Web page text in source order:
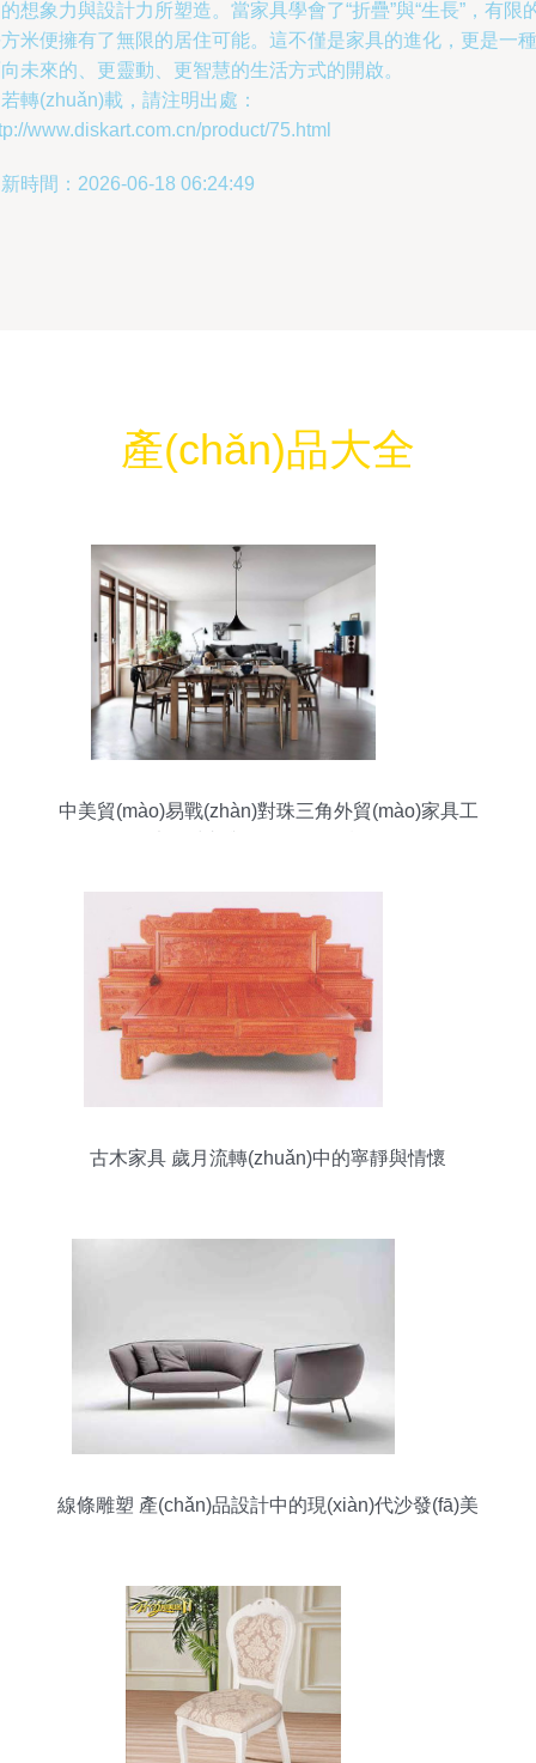
想象力與設計力所塑造。當家具學會了“折疊”與“生長”，有限
米便擁有了無限的居住可能。這不僅是家具的進化，更是一種
未來的、更靈動、更智慧的生活方式的開啟。
轉(zhuǎn)載，請注明出處：
www.diskart.com.cn/product/75.html
時間：2026-06-18 06:24:49
產(chǎn)品大全
中美貿(mào)易戰(zhàn)對珠三角外貿(mào)家具工
古木家具 歲月流轉(zhuǎn)中的寧靜與情懷
線條雕塑 產(chǎn)品設計中的現(xiàn)代沙發(fā)美